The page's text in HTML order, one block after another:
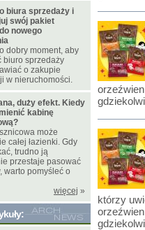
którzy
biura sprzedaży i
swój pakiet
nowego
dobry moment, aby
biuro sprzedaży
o zakupie
w nieruchomości.
duży efekt. Kiedy
kabinę
może
całej łazienki. Gdy
trudno ją
przestaje pasować
warto pomyśleć o
więcej »